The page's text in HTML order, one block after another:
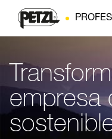
empresa